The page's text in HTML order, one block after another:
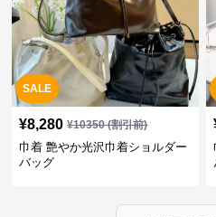
SALE
¥8,280 ¥10350(割引前)
巾着 艶やか光沢巾着ショルダー
バッグ